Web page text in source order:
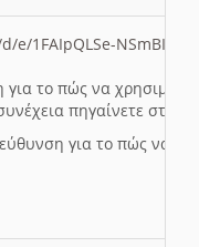
1FAIpQLSe-NSmBI-
το πώς να
πηγαίνετε στο
για το πώς να